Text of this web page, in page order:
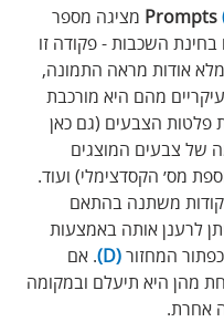
Prompts מציגה מספר
בחינת השכבות - פקודה זו
מלא אודות מראה התמונה,
מהם היא מורכבת
פלטות הצבעים (גם כאן
של צבעים המוצגים
מס׳ הקסדצימלי) ועוד.
משתנה בהתאם
לרענן אותה באמצעות
המחזור (D)
. אם
מהן היא תיעלם ובמקומה
אחרת.